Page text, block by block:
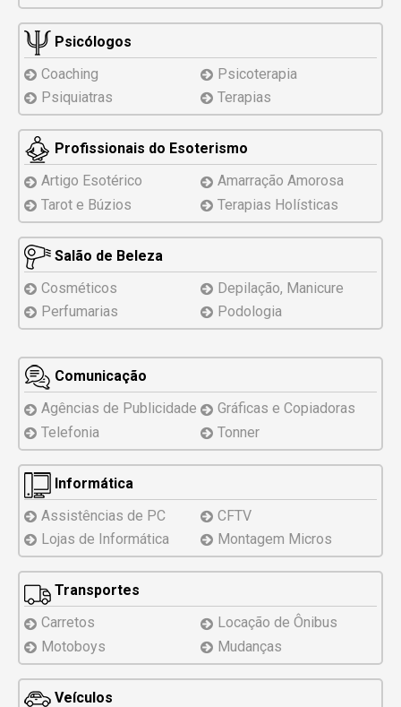
Psicólogos
Coaching
Psicoterapia
Psiquiatras
Terapias
Profissionais do Esoterismo
Artigo Esotérico
Amarração Amorosa
Tarot e Búzios
Terapias Holísticas
Salão de Beleza
Cosméticos
Depilação, Manicure
Perfumarias
Podologia
Comunicação
Agências de Publicidade
Gráficas e Copiadoras
Telefonia
Tonner
Informática
Assistências de PC
CFTV
Lojas de Informática
Montagem Micros
Transportes
Carretos
Locação de Ônibus
Motoboys
Mudanças
Veículos